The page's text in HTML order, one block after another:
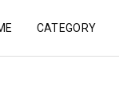
CATEGORY